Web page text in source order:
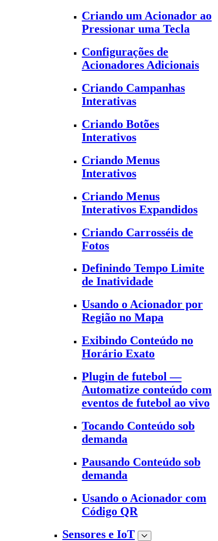
Criando um Acionador ao
Pressionar uma Tecla
Configurações de
Acionadores Adicionais
Criando Campanhas
Interativas
Criando Botões
Interativos
Criando Menus
Interativos
Criando Menus
Interativos Expandidos
Criando Carrosséis de
Fotos
Definindo Tempo Limite
de Inatividade
Usando o Acionador por
Região no Mapa
Exibindo Conteúdo no
Horário Exato
Plugin de futebol —
Automatize conteúdo com
eventos de futebol ao vivo
Tocando Conteúdo sob
demanda
Pausando Conteúdo sob
demanda
Usando o Acionador com
Código QR
Sensores e IoT